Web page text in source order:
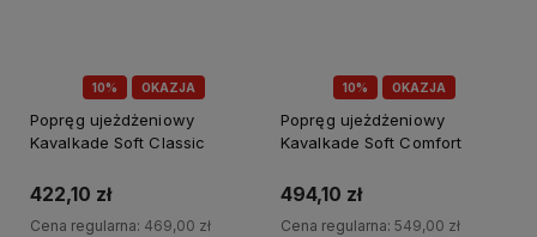
10% OKAZJA
Popręg ujeżdżeniowy
Kavalkade Soft Classic
422,10 zł
Cena regularna: 469,00 zł
10% OKAZJA
Popręg ujeżdżeniowy
Kavalkade Soft Comfort
494,10 zł
Cena regularna: 549,00 zł